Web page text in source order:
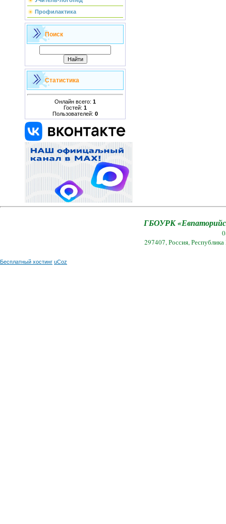
Профилактика
Поиск
Статистика
Онлайн всего: 1
Гостей: 1
Пользователей: 0
ГБОУРК
297407, Россия,
Бесплатный хостинг uCoz